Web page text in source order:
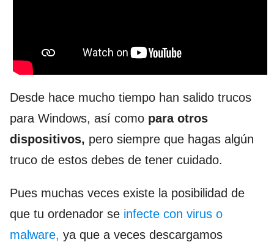
Desde hace mucho tiempo han salido trucos
para Windows, así como para otros
dispositivos, pero siempre que hagas algún
truco de estos debes de tener cuidado.
Pues muchas veces existe la posibilidad de
que tu ordenador se infecte con virus o
malware, ya que a veces descargamos